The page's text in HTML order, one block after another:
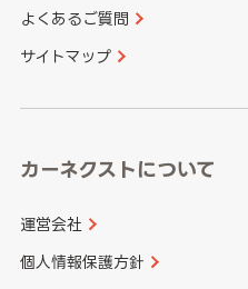
香川県
大分県
よくあるご質問
サイトマップ
カーネクストについて
運営会社
個人情報保護方針